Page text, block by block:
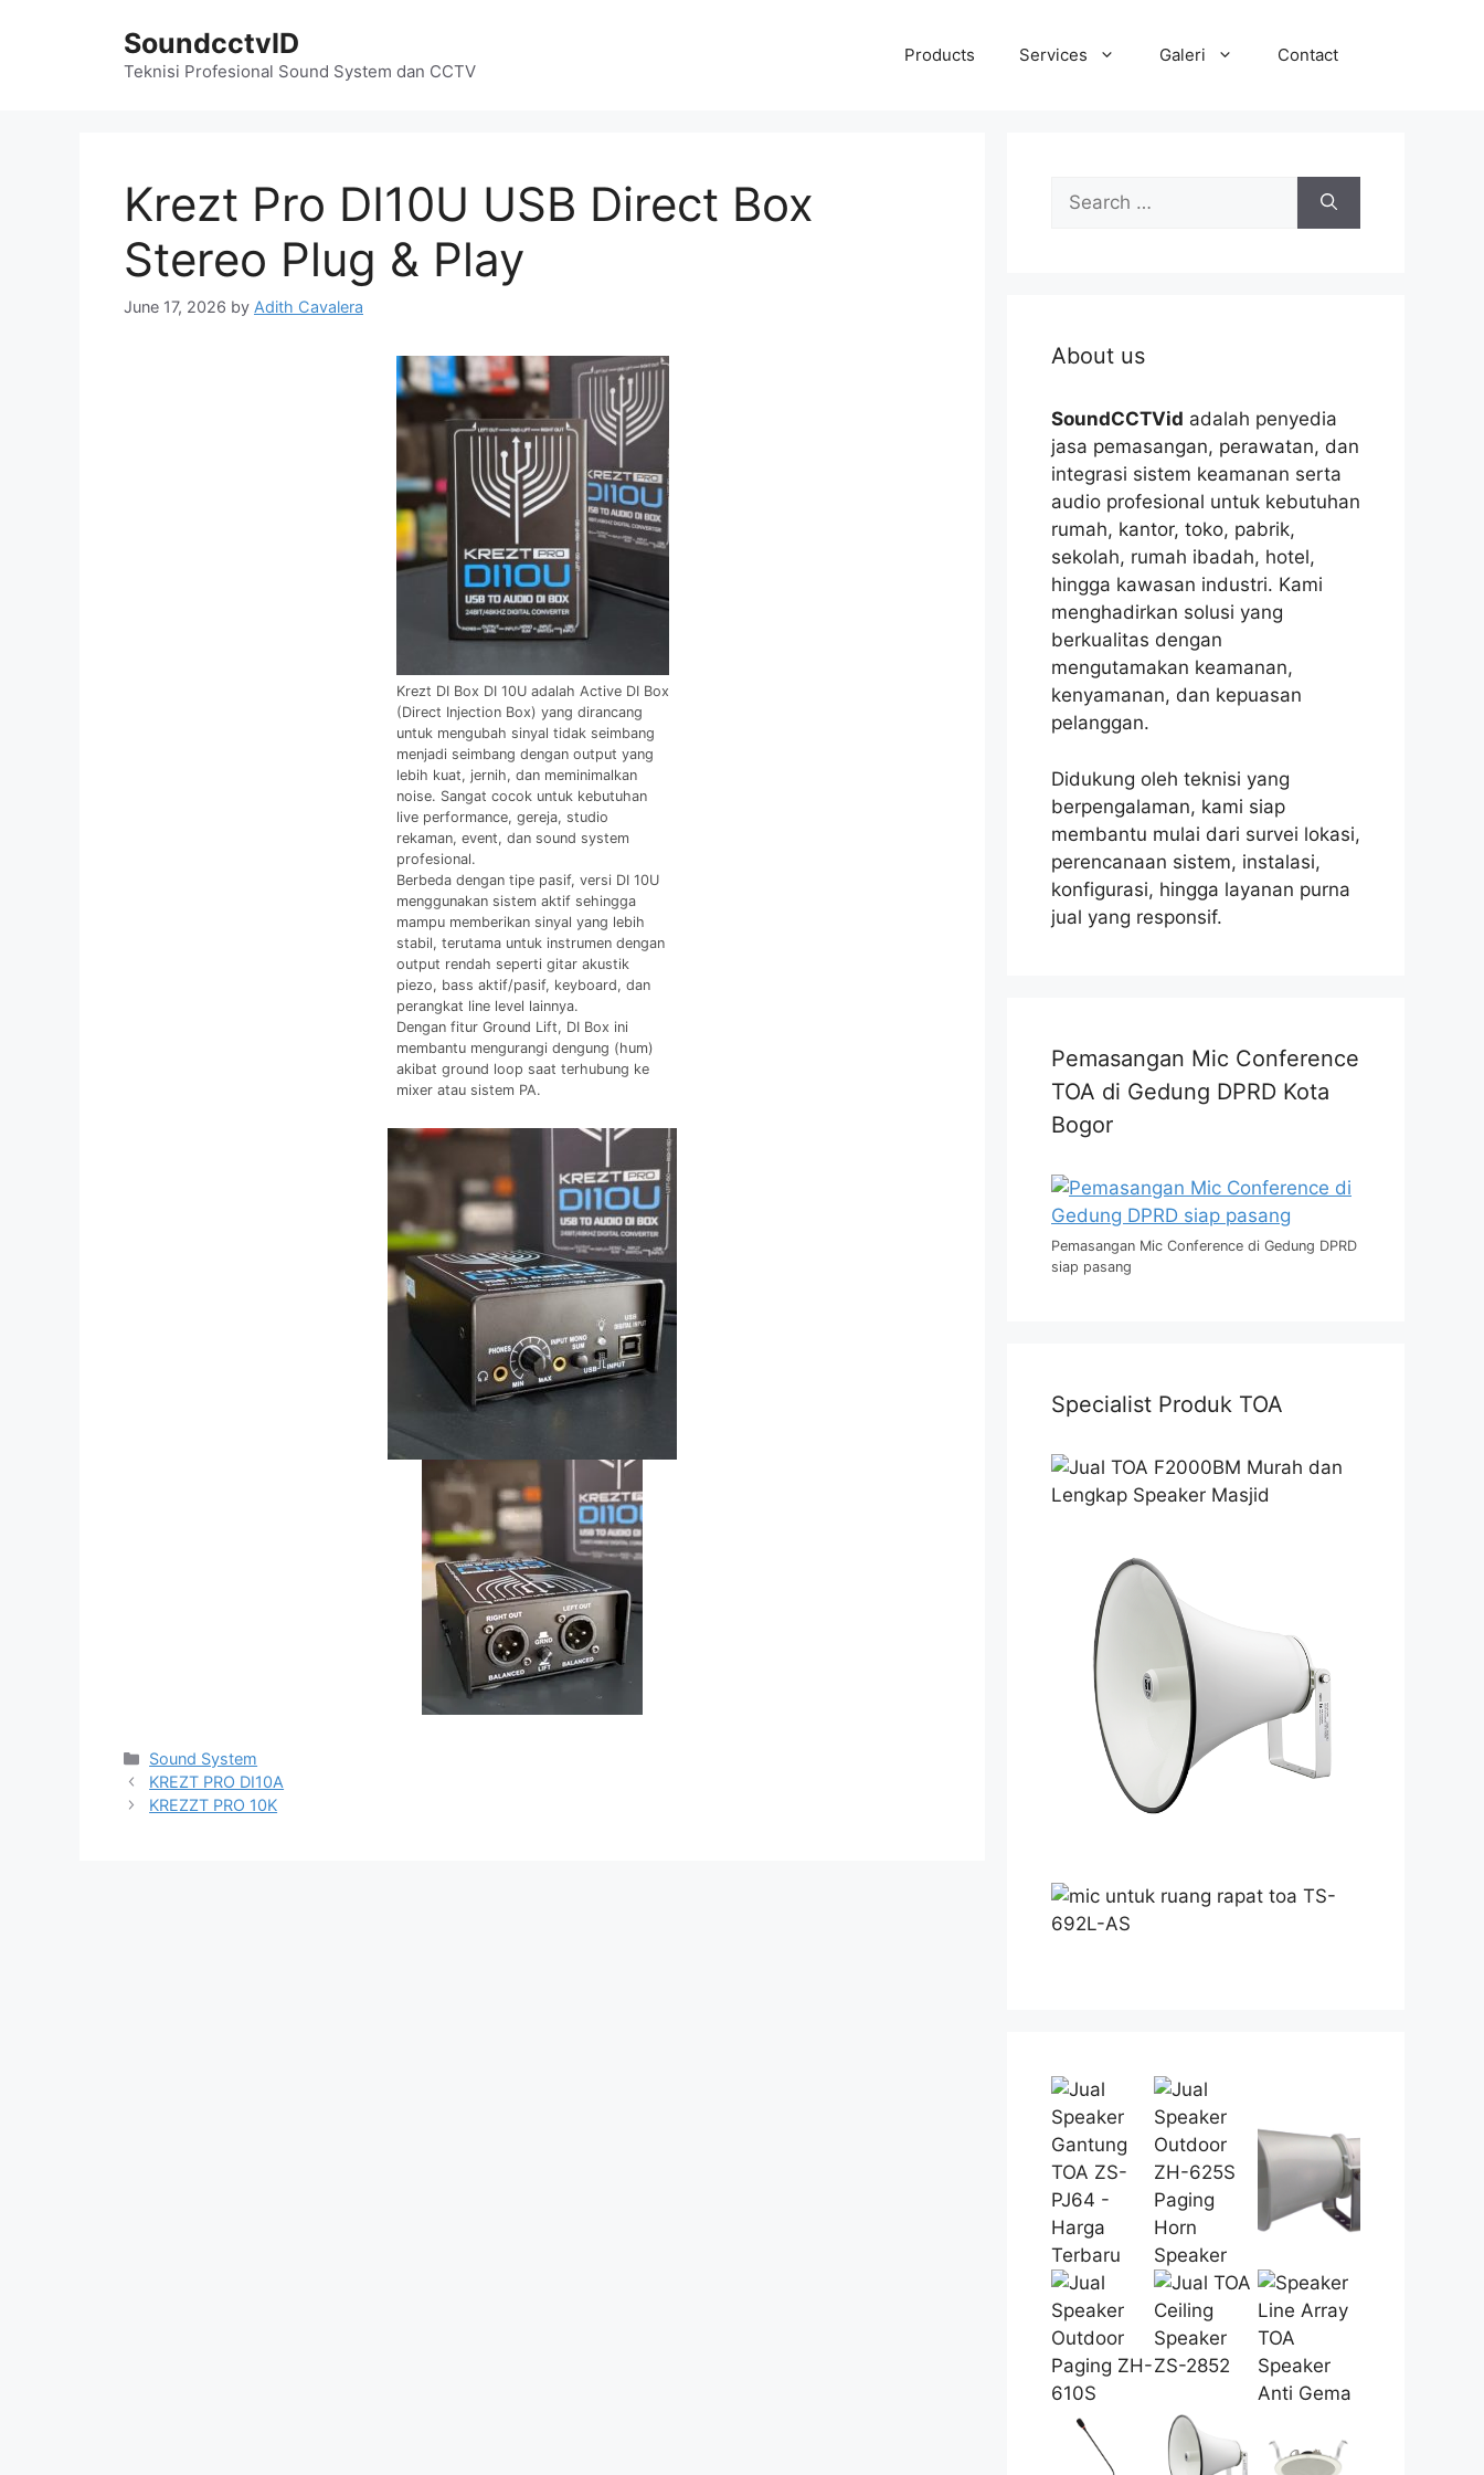
SoundcctvID
Teknisi Profesional Sound System dan CCTV
Products Services Galeri Contact
Krezt Pro DI10U USB Direct Box
Stereo Plug & Play
June 17, 2026 by Adith Cavalera
Krezt DI Box DI 10U adalah Active DI Box
(Direct Injection Box) yang dirancang
untuk mengubah sinyal tidak seimbang
menjadi seimbang dengan output yang
lebih kuat, jernih, dan meminimalkan
noise. Sangat cocok untuk kebutuhan
live performance, gereja, studio
rekaman, event, dan sound system
profesional.
Berbeda dengan tipe pasif, versi DI 10U
menggunakan sistem aktif sehingga
mampu memberikan sinyal yang lebih
stabil, terutama untuk instrumen dengan
output rendah seperti gitar akustik
piezo, bass aktif/pasif, keyboard, dan
perangkat line level lainnya.
Dengan fitur Ground Lift, DI Box ini
membantu mengurangi dengung (hum)
akibat ground loop saat terhubung ke
mixer atau sistem PA.
Categories
Sound System
KREZT PRO DI10A
KREZZT PRO 10K
Search
for:
About us
SoundCCTVid adalah penyedia
jasa pemasangan, perawatan, dan
integrasi sistem keamanan serta
audio profesional untuk kebutuhan
rumah, kantor, toko, pabrik,
sekolah, rumah ibadah, hotel,
hingga kawasan industri. Kami
menghadirkan solusi yang
berkualitas dengan
mengutamakan keamanan,
kenyamanan, dan kepuasan
pelanggan.
Didukung oleh teknisi yang
berpengalaman, kami siap
membantu mulai dari survei lokasi,
perencanaan sistem, instalasi,
konfigurasi, hingga layanan purna
jual yang responsif.
Pemasangan Mic Conference
TOA di Gedung DPRD Kota
Bogor
Pemasangan Mic Conference di Gedung DPRD
siap pasang
Specialist Produk TOA